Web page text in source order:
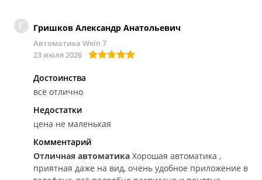
Г Гришков Александр Анатольевич
Автоматика Wein 7
23 июля 2026
Достоинства
всё отлично
Недостатки
цена не маленькая
Комментарий
Отличная автоматика Хорошая автоматика ,
приятная даже на вид, очень удобное приложение в